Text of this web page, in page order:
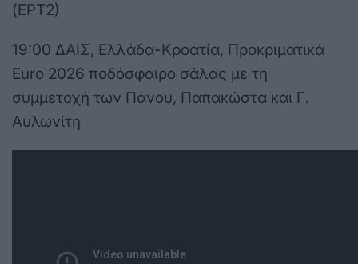
(ΕΡΤ2)
19:00 ΔΑΙΣ, Ελλάδα-Κροατία, Προκριματικά
Euro 2026 ποδόσφαιρο σάλας με τη
συμμετοχή των Πάνου, Παπακώστα και Γ.
Αυλωνίτη